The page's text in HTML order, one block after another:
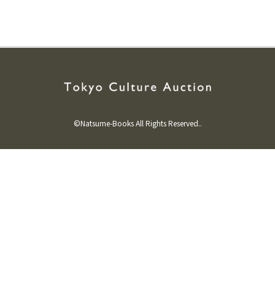
©Natsume-Books All Rights Reserved..